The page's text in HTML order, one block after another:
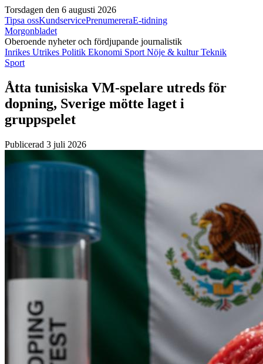
Torsdagen den 6 augusti 2026
Tipsa ossKundservicePrenumereraE-tidning
Morgonbladet
Oberoende nyheter och fördjupande journalistik
Inrikes Utrikes Politik Ekonomi Sport Nöje & kulturTeknik
Sport
Åtta tunisiska VM-spelare utreds för
dopning, Sverige mötte laget i
gruppspelet
Publicerad 3 juli 2026